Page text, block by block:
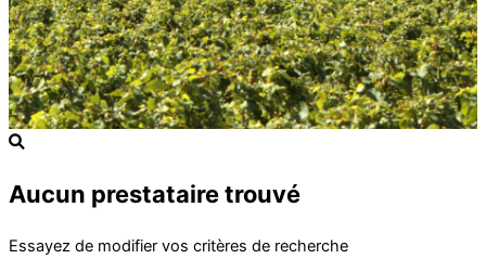
Aucun prestataire trouvé
Essayez de modifier vos critères de recherche